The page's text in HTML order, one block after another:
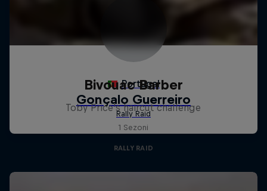
Bivouac Barber
Toby Price's haircut challenge
1 Sezoni
RALLY RAID